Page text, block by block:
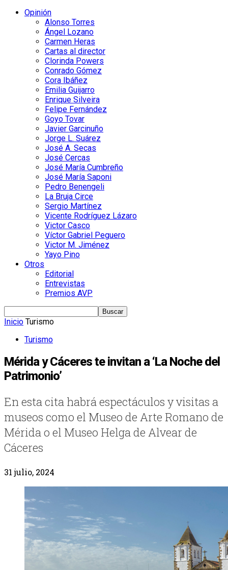
Opinión
Alonso Torres
Ángel Lozano
Carmen Heras
Cartas al director
Clorinda Powers
Conrado Gómez
Cora Ibáñez
Emilia Guijarro
Enrique Silveira
Felipe Fernández
Goyo Tovar
Javier Garcinuño
Jorge L. Suárez
José A. Secas
José Cercas
José María Cumbreño
José María Saponi
Pedro Benengeli
La Bruja Circe
Sergio Martínez
Vicente Rodríguez Lázaro
Victor Casco
Víctor Gabriel Peguero
Victor M. Jiménez
Yayo Pino
Otros
Editorial
Entrevistas
Premios AVP
Inicio Turismo
Turismo
Mérida y Cáceres te invitan a ‘La Noche del
Patrimonio’
En esta cita habrá espectáculos y visitas a
museos como el Museo de Arte Romano de
Mérida o el Museo Helga de Alvear de
Cáceres
31 julio, 2024